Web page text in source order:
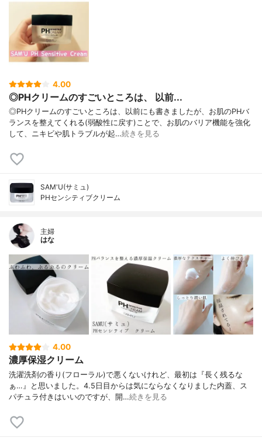
4.00
◎PHクリームのすごいところは、 以前...
◎PHクリームのすごいところは、以前にも書きましたが、お肌のPHバ
ランスを整えてくれる(弱酸性に戻す)ことで、お肌のバリア機能を強化
して、ニキビや肌トラブルが起…続きを見る
SAM'U(サミュ)
PHセンシティブクリーム
主婦
はな
4.00
濃厚保湿クリーム
洗濯洗剤の香り(フローラル)で悪くないけれど、最初は『長く残るな
ぁ…』と思いました。4.5日目からは気にならなくなりました内蓋、ス
パチュラ付きはいいのですが、開…続きを見る